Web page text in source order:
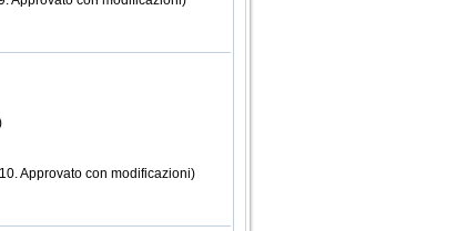
Approvato con modificazioni)